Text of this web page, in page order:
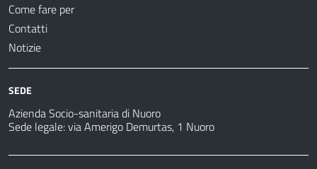
Come fare per
Contatti
Notizie
SEDE
Azienda Socio-sanitaria di Nuoro
Sede legale: via Amerigo Demurtas, 1 Nuoro